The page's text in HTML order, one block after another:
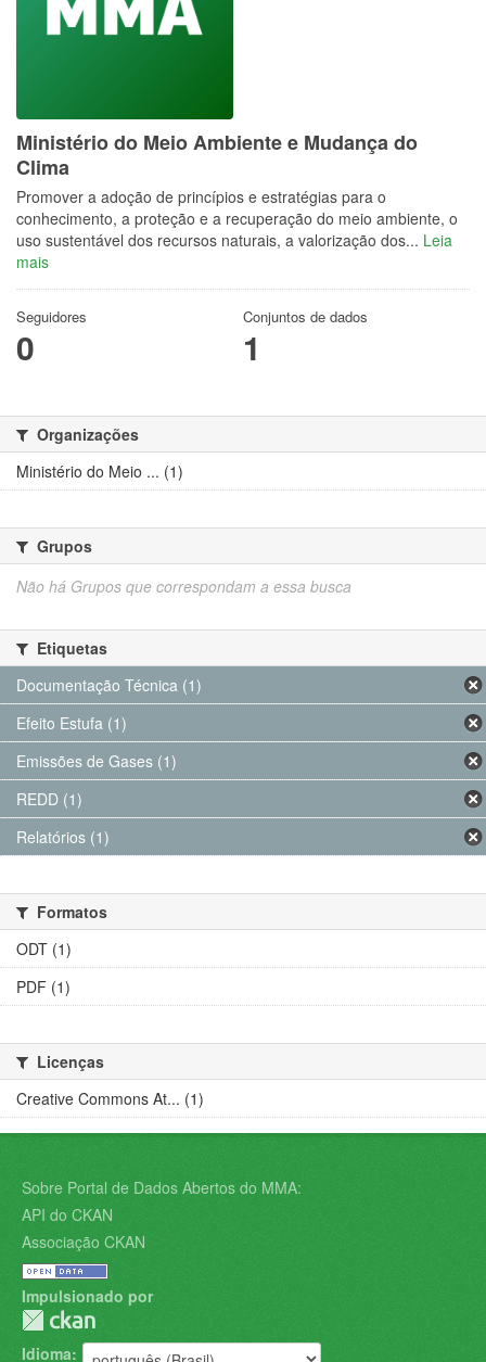
Ministério do Meio Ambiente e Mudança do
Clima
Promover a adoção de princípios e estratégias para o
conhecimento, a proteção e a recuperação do meio ambiente, o
uso sustentável dos recursos naturais, a valorização dos... Leia
mais
Seguidores
0
Conjuntos de dados
1
Organizações
Ministério do Meio ... (1)
Grupos
Não há Grupos que correspondam a essa busca
Etiquetas
Documentação Técnica (1)
Efeito Estufa (1)
Emissões de Gases (1)
REDD (1)
Relatórios (1)
Formatos
ODT (1)
PDF (1)
Licenças
Creative Commons At... (1)
Sobre Portal de Dados Abertos do MMA:
API do CKAN
Associação CKAN
Impulsionado por
Idioma